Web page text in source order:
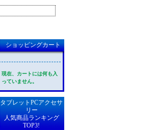
ショッピングカート
現在、カートには何も入
っていません。
タブレットPCアクセサ
リー
人気商品ランキング
TOP3!